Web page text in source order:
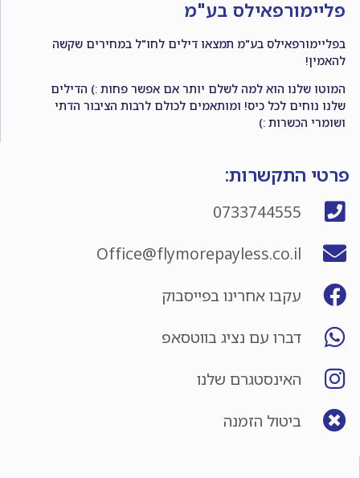
פליימורפאילס בע"מ
בפליימורפאילס בע"מ תמצאו דילים לחו"ל במחירים שקשה
להאמין!
המוטו שלנו הוא למה לשלם יותר אם אפשר פחות :) הדילים
שלנו נוחים לכל כיס! ומותאמים לכולם לרבות הציבור הדתי
ושומרי הכשרות :)
פרטי התקשרות:
0733744555
Office@flymorepayless.co.il
עקבו אחרינו בפייסבוק
דברו עם נציג בווטסאפ
האינסטגרם שלנו
ביטול הזמנה